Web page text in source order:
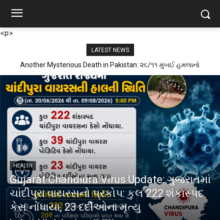
<p>
LATEST NEWS
Another Mysterious Death in Pakistan: ૨૬/૧૧ મુંબઈ હુમલાનો
રહસ્યમય રીતે ઠાર
HEALTH
Gujarat Chandiura Virus Update: ગુજરાતમાં
ચાંદીપુરા વાયરસનો પ્રકોપ: કુલ 222 શંકાસ્પદ
કેસ નોંધાયા, 23 દર્દીઓના મૃત્યુ